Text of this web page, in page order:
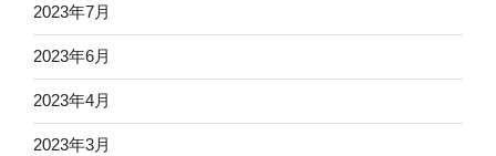
2023年7月
2023年6月
2023年4月
2023年3月